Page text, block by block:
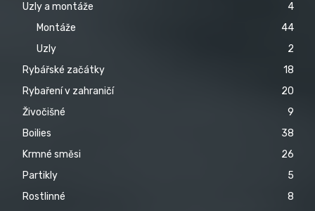
Uzly a montáže
4
Montáže
44
Uzly
2
Rybářské začátky
18
Rybaření v zahraničí
20
Živočišné
9
Boilies
38
Krmné směsi
26
Partikly
5
Rostlinné
8